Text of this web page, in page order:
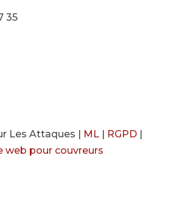
35
Les Attaques | ML | RGPD |
web pour couvreurs